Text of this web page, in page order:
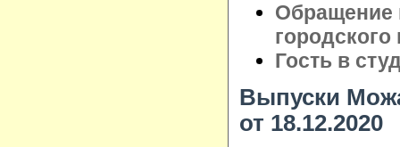
Обращение
городского
Гость в
Выпуски
от 18.12.2020